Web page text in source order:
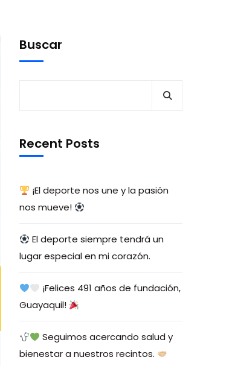
Buscar
Recent Posts
¡El deporte nos une y la pasión
nos mueve!
El deporte siempre tendrá un
lugar especial en mi corazón.
¡Felices 491 años de fundación,
Guayaquil!
Seguimos acercando salud y
bienestar a nuestros recintos.